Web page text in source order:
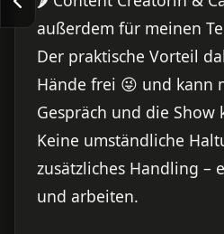
außerdem für meinen
Der praktische Vorteil
Hände frei 😜 und kann
Gespräch und die Show
Keine umständliche
zusätzliches Handling –
und arbeiten.